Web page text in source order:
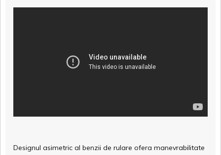
Designul asimetric al benzii de rulare ofera manevrabilitate